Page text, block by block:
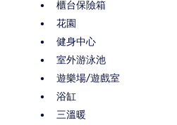
櫃台保險箱
花園
健身中心
室外游泳池
遊樂場/遊戲室
浴缸
三溫暖